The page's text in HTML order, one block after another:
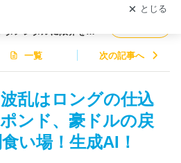
ダメンタルに限界を感
一覧 次の記事へ
乱はロングの仕込
ンド、豪ドルの戻
い場！生成AI！